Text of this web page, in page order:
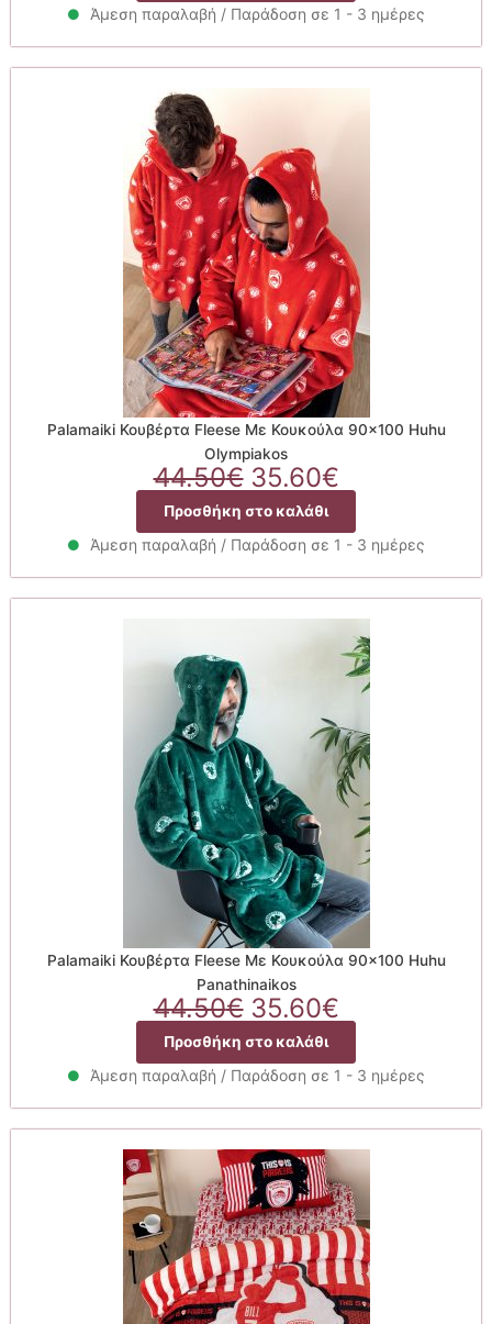
We value your privacy
44.50€.είναι:
35.60€.
Άμεση παραλαβή / Παράδοση σε 1 - 3 ημέρες
Palamaiki Κουβέρτα Fleese Με Κουκούλα 90×100 Huhu
Olympiakos
44.50€ Original
price
was:
44.50€.
35.60€Η
τρέχουσα
τιμή
είναι:
35.60€.
Προσθήκη στο καλάθι
Άμεση παραλαβή / Παράδοση σε 1 - 3 ημέρες
Palamaiki Κουβέρτα Fleese Με Κουκούλα 90×100 Huhu
Panathinaikos
44.50€ Original
price
was:
44.50€.
35.60€Η
τρέχουσα
τιμή
είναι:
35.60€.
Προσθήκη στο καλάθι
Άμεση παραλαβή / Παράδοση σε 1 - 3 ημέρες